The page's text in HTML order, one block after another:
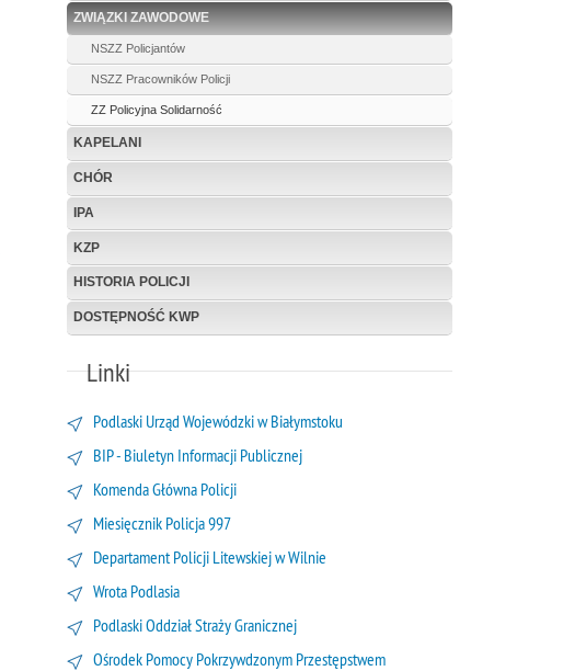
ZWIĄZKI ZAWODOWE
NSZZ Policjantów
NSZZ Pracowników Policji
ZZ Policyjna Solidarność
KAPELANI
CHÓR
IPA
KZP
HISTORIA POLICJI
DOSTĘPNOŚĆ KWP
Linki
Podlaski Urząd Wojewódzki w Białymstoku
BIP - Biuletyn Informacji Publicznej
Komenda Główna Policji
Miesięcznik Policja 997
Departament Policji Litewskiej w Wilnie
Wrota Podlasia
Podlaski Oddział Straży Granicznej
Ośrodek Pomocy Pokrzywdzonym Przestępstwem